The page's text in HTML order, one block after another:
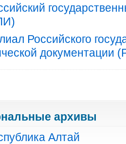
Российского
документации
архивы
Алтай